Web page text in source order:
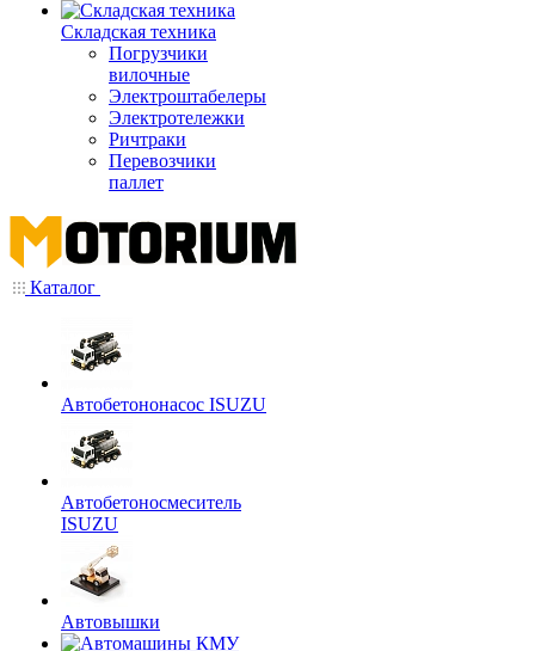
Складская техника
Погрузчики
вилочные
Электроштабелеры
Электротележки
Ричтраки
Перевозчики
паллет
Каталог
Автобетононасос ISUZU
Автобетоносмеситель
ISUZU
Автовышки